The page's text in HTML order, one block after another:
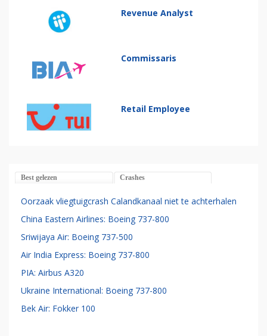
Revenue Analyst
Commissaris
Retail Employee
Best gelezen Crashes
Oorzaak vliegtuigcrash Calandkanaal niet te achterhalen
China Eastern Airlines: Boeing 737-800
Sriwijaya Air: Boeing 737-500
Air India Express: Boeing 737-800
PIA: Airbus A320
Ukraine International: Boeing 737-800
Bek Air: Fokker 100